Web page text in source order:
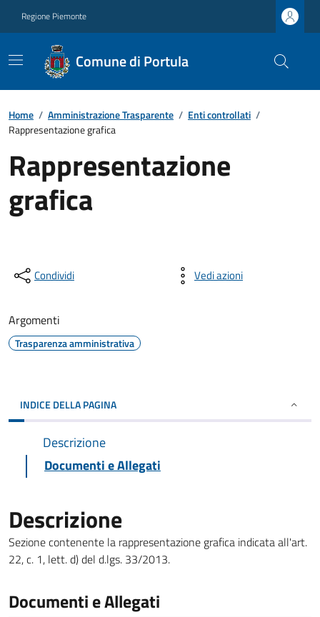
Regione Piemonte
Comune di Portula
Home / Amministrazione Trasparente / Enti controllati /
Rappresentazione grafica
Rappresentazione
grafica
Condividi Vedi azioni
Argomenti
Trasparenza amministrativa
INDICE DELLA PAGINA
Descrizione
Documenti e Allegati
Descrizione
Sezione contenente la rappresentazione grafica indicata all'art.
22, c. 1, lett. d) del d.lgs. 33/2013.
Documenti e Allegati